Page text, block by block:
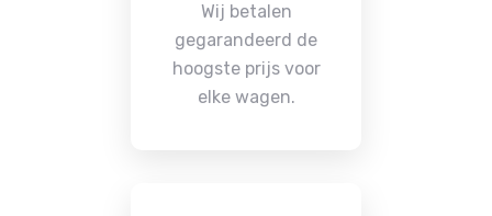
Wij betalen
gegarandeerd de
hoogste prijs voor
elke wagen.